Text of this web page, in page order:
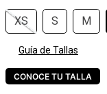
XS S M
Guía de Tallas
CONOCE TU TALLA